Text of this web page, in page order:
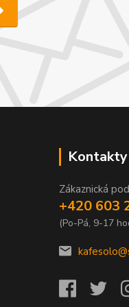
Kontakty
Zákaznická
+420 603
(Po-Pá, 9-17